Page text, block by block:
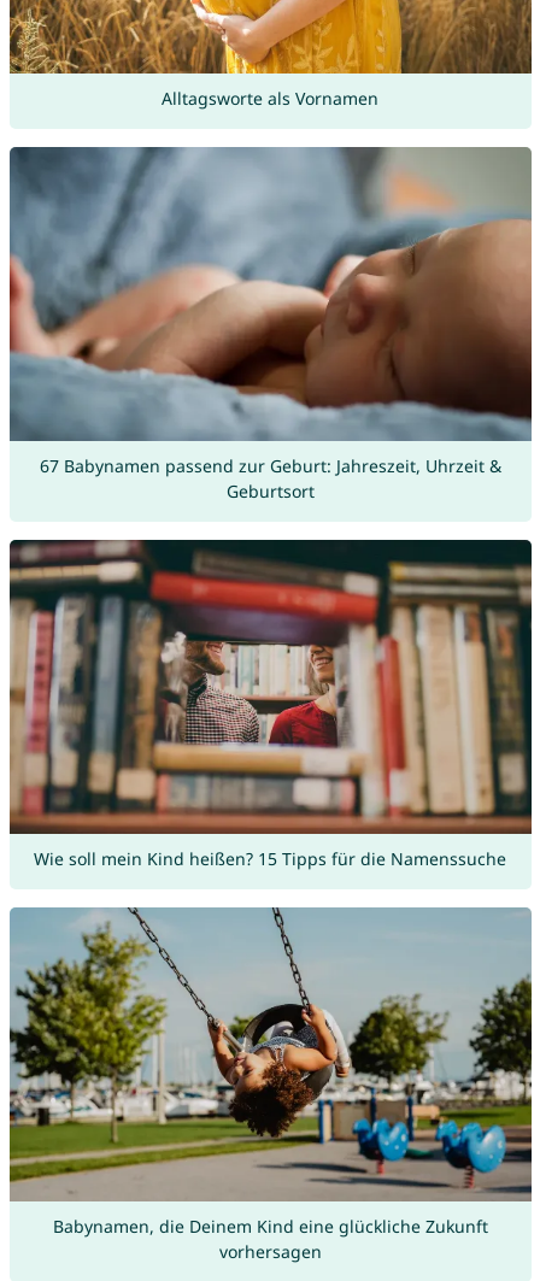
Alltagsworte als Vornamen
67 Babynamen passend zur Geburt: Jahreszeit, Uhrzeit &
Geburtsort
Wie soll mein Kind heißen? 15 Tipps für die Namenssuche
Babynamen, die Deinem Kind eine glückliche Zukunft
vorhersagen